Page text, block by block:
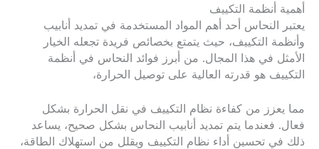
أهمية أنظمة التكييف
يعتبر النحاس أحد أهم المواد المستخدمة في تمديد أنابيب
وأنظمة التكييف، حيث يتمتع بخصائص فريدة تجعله الخيار
الأمثل في هذا المجال. من أبرز فوائد النحاس في أنظمة
التكييف هو قدرته العالية على توصيل الحرارة،
مما يعزز من كفاءة نظام التكييف في نقل الحرارة بشكل
فعال. فعندما يتم تمديد أنابيب النحاس بشكل صحيح، يساعد
ذلك في تحسين أداء نظام التكييف ويقلل من استهلاك الطاقة،